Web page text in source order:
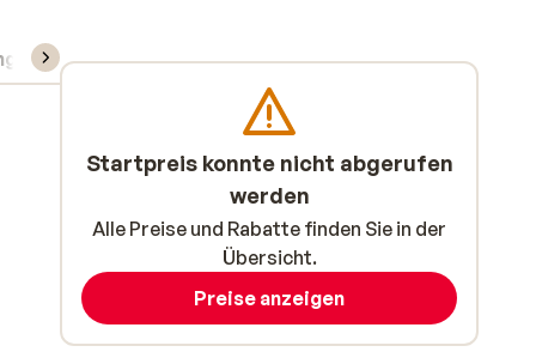
Skipass/Kurse/Material
Startpreis konnte nicht abgerufen
werden
Alle Preise und Rabatte finden Sie in der
Übersicht.
Preise anzeigen